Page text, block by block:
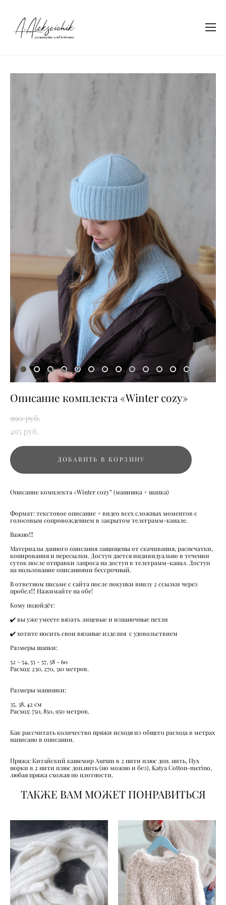
Описание комплекта «Winter cozy»
990 pуб.
495 pуб.
ДОБАВИТЬ В КОРЗИНУ
Описание комплекта «Winter cozy” (манишка + шапка)
Формат: текстовое описание + видео всех сложных моментов с
голосовым сопровождением в закрытом телеграмм-канале.
Важно!!!
Материалы данного описания защищены от скачивания, распечатки,
копирования и пересылки. Доступ дается индивидуально в течении
суток после отправки запроса на доступ в телеграмм-канал. Доступ
на пользование описаниями бессрочный.
В ответном письме с сайта после покупки внизу 2 ссылки через
пробел!!! Нажимайте на обе!
Кому подойдёт:
✔️ вы уже умеете вязать лицевые и изнаночные петли
✔️ хотите носить свои вязаные изделия с удовольствием
Размеры шапки:
52 - 54, 55 - 57, 58 - 60
Расход: 230, 270, 310 метров.
Размеры манишки:
35, 38, 42 см
Расход: 750, 850, 950 метров.
Как рассчитать количество пряжи исходя из общего расхода в метрах
написано в описании.
Пряжа: Китайский кашемир Aurum в 2 нити плюс доп. нить, Пух
норки в 2 нити плюс доп.нить (но можно и без), Katya Cotton-merino,
любая пряжа схожая по плотности.
ТАКЖЕ ВАМ МОЖЕТ ПОНРАВИТЬСЯ